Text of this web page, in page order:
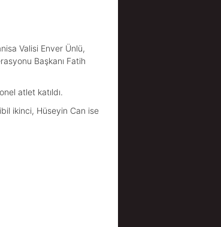
Valisi Enver Ünlü,
Başkanı Fatih
atlet katıldı.
ikinci, Hüseyin Can ise